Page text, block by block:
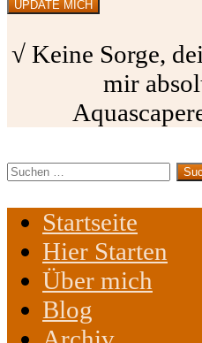
√ Keine Sorge,
mir
Suchen
Startseite
Hier Starten
Über mich
Blog